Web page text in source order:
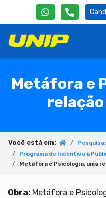
Metáfora e
Você está em:
Programa de Incentivo à
Metáfora e Psicologia: uma
Obra: Metáfora e